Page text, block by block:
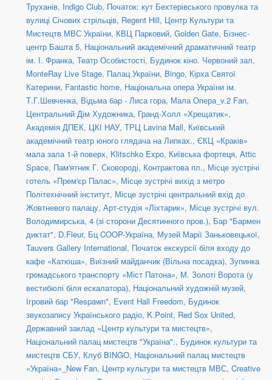
Труханів, Indigo Club, Початок: кут Бехтерівського провулка та
вулиці Січових стрільців, Regent Hill, Центр Культури та
Мистецтв МВС України, КВЦ Парковий, Golden Gate, Бізнес-
центр Башта 5, Національний академічний драматичний театр
ім. І. Франка, Театр Особистості, Будинок кіно. Червоний зал,
MonteRay Live Stage, Палац України, Bingo, Кірха Святої
Катерини, Fantastic home, Національна опера України ім.
Т.Г.Шевченка, Відьма бар - Лиса гора, Мала Опера_v.2 Fan,
Центральний Дім Художника, Гранд-Холл «Хрещатик»,
Академія ДПЕК, ЦКІ НАУ, ТРЦ Lavina Mall, Київський
академічний театр юного глядача на Липках., ЄКЦ «Краків»
мала зала 1-й поверх, Klitschko Expo, Київська фортеця, Attic
Space, Пам'ятник Г. Сковороді, Контрактова пл., Місце зустрічі
готель «Прем'єр Палас», Місце зустрічі вихід з метро
Політехнічний інститут, Місце зустрічі центральний вхід до
Жовтневого палацу, Арт-студія «Ліхтарик», Місце зустрічі вул.
Володимирська, 4 (зі сторони Десятинного пров.), Бар "Бармен
диктат", D.Fleur, Бц COOP-Україна, Музей Марії Заньковецької,
Tauvers Gallery International, Початок екскурсії біля входу до
кафе «Катюша», Виїзний майданчик (Вільна посадка), Зупинка
громадського транспорту «Міст Патона», М. Золоті Ворота (у
вестибюлі біля ескалатора), Національний художній музей,
Ігровий бар "Respawn", Event Hall Freedom, Будинок
звукозапису Українського радіо, K.Point, Red Sox United,
Державний заклад «Центр культури та мистецтв»,
Національний палац мистецтв "Україна"., Будинок культури та
мистецтв СБУ, Клуб BINGO, Національний палац мистецтв
«Україна»_New Fan, Центр культури та мистецтв МВС, Creative